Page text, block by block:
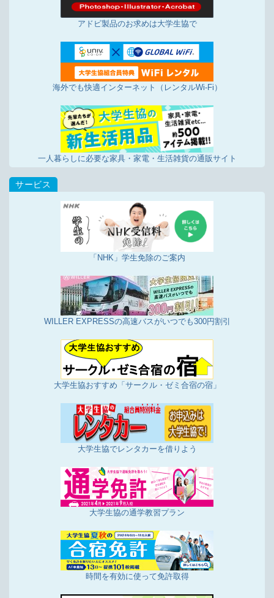
アドビ製品のお求めは大学生協で
海外でも快適インターネット（レンタルWi-Fi）
一人暮らしに必要な家具・家電・生活雑貨の通販サイト
「NHK」学生免除のご案内
WILLER EXPRESSの高速バスがいつでも300円割引
大学生協おすすめ「サークル・ゼミ合宿の宿」
大学生協でレンタカーを借りよう
大学生協の通学教習プラン
時間を有効に使って免許取得